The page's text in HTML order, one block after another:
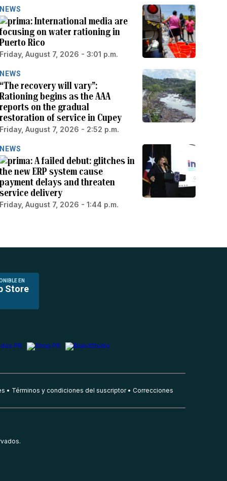
NEWS
International media are
focusing on water rationing in
Puerto Rico
Friday, August 7, 2026 - 3:01 p.m.
NEWS
“The recovery will vary”:
Rationing begins as the AAA
reports on the gradual
restoration of service in Cupey
Friday, August 7, 2026 - 2:52 p.m.
NEWS
A failed debut: glitches in
the new ERP system cause
payment delays and threaten
service delivery
Friday, August 7, 2026 - 1:44 p.m.
EN
Store
Términos y condiciones del suscriptor Correcciones